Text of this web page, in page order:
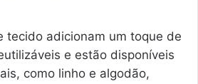
tecido adicionam um toque de
e estão disponíveis
como linho e algodão,